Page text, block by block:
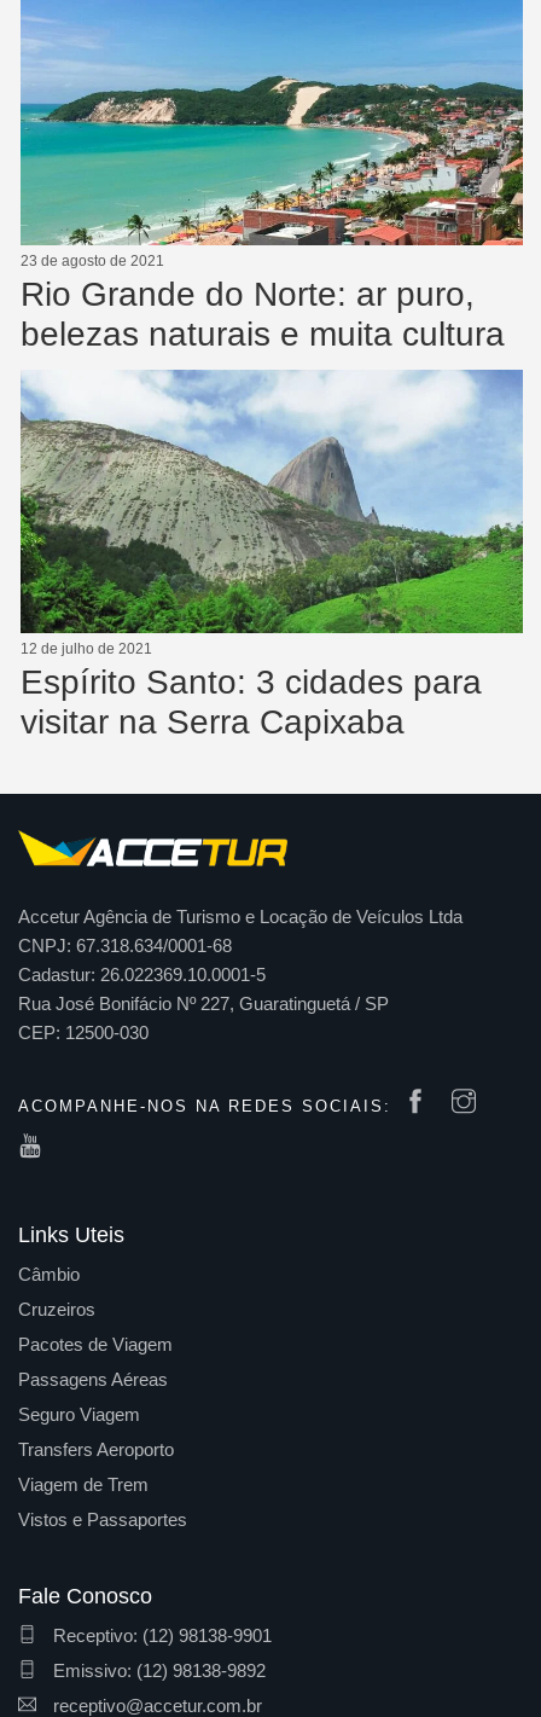
23 de agosto de 2021
Rio Grande do Norte: ar puro,
belezas naturais e muita cultura
12 de julho de 2021
Espírito Santo: 3 cidades para
visitar na Serra Capixaba
Accetur Agência de Turismo e Locação de Veículos Ltda
CNPJ: 67.318.634/0001-68
Cadastur: 26.022369.10.0001-5
Rua José Bonifácio Nº 227, Guaratinguetá / SP
CEP: 12500-030
ACOMPANHE-NOS NA REDES SOCIAIS:
Links Uteis
Câmbio
Cruzeiros
Pacotes de Viagem
Passagens Aéreas
Seguro Viagem
Transfers Aeroporto
Viagem de Trem
Vistos e Passaportes
Fale Conosco
Receptivo: (12) 98138-9901
Emissivo: (12) 98138-9892
receptivo@accetur.com.br